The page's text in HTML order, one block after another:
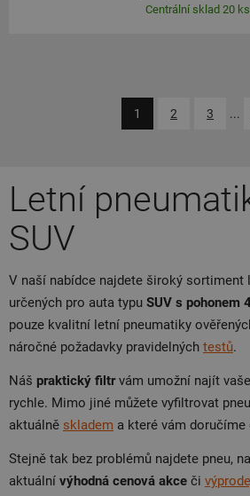
Centrální sklad 20
1 2 3 ...
Letní
SUV
V naší nabídce najdete široký sortiment
určených pro auta typu SUV s pohonem
pouze kvalitní letní pneumatiky
náročné požadavky pravidelných testů.
Náš praktický filtrvám umožní najít
rychle. Mimo jiné můžete vyfiltrovat
aktuálně skladem a které vám doručíme
Stejně tak bez problémů najdete pneu,
aktuální výhodná cenová akce či